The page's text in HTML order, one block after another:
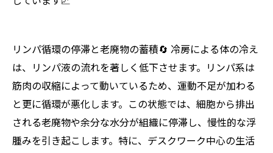
リンパ循環の停滞と老廃物の蓄積🔄 冷房による体の冷え
は、リンパ液の流れを著しく低下させます。リンパ系は
筋肉の収縮によって動いているため、運動不足が加わる
と更に循環が悪化します。この状態では、細胞から排出
される老廃物や余分な水分が組織に停滞し、慢性的な浮
腫みを引き起こします。特に、デスクワーク中心の生活